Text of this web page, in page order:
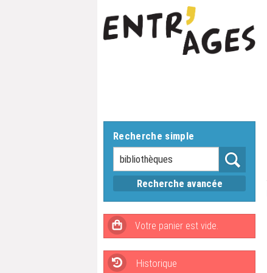
Recherche simple
Recherche avancée
Historique